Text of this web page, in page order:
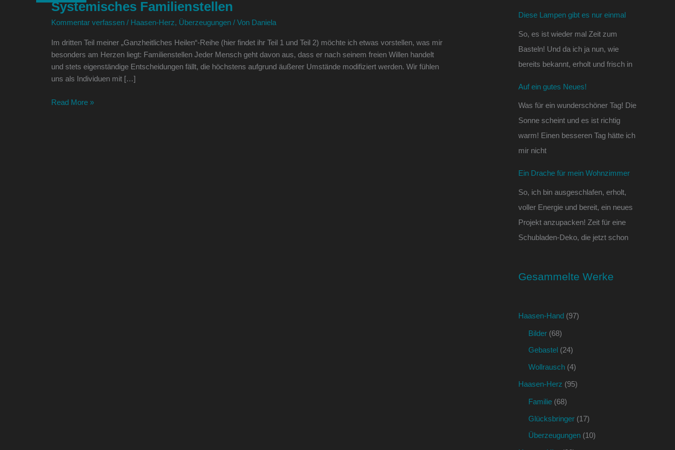
Systemisches Familienstellen
Kommentar verfassen / Haasen-Herz, Überzeugungen / Von Daniela
Im dritten Teil meiner „Ganzheitliches Heilen“-Reihe (hier findet ihr Teil 1 und Teil 2) möchte ich etwas vorstellen, was mir
besonders am Herzen liegt: Familienstellen Jeder Mensch geht davon aus, dass er nach seinem freien Willen handelt
und stets eigenständige Entscheidungen fällt, die höchstens aufgrund äußerer Umstände modifiziert werden. Wir fühlen
uns als Individuen mit […]
Read More »
Diese Lampen gibt es nur einmal
So, es ist wieder mal Zeit zum
Basteln! Und da ich ja nun, wie
bereits bekannt, erholt und frisch in
Auf ein gutes Neues!
Was für ein wunderschöner Tag! Die
Sonne scheint und es ist richtig
warm! Einen besseren Tag hätte ich
mir nicht
Ein Drache für mein Wohnzimmer
So, ich bin ausgeschlafen, erholt,
voller Energie und bereit, ein neues
Projekt anzupacken! Zeit für eine
Schubladen-Deko, die jetzt schon
Gesammelte Werke
Haasen-Hand (97)
Bilder (68)
Gebastel (24)
Wollrausch (4)
Haasen-Herz (95)
Familie (68)
Glücksbringer (17)
Überzeugungen (10)